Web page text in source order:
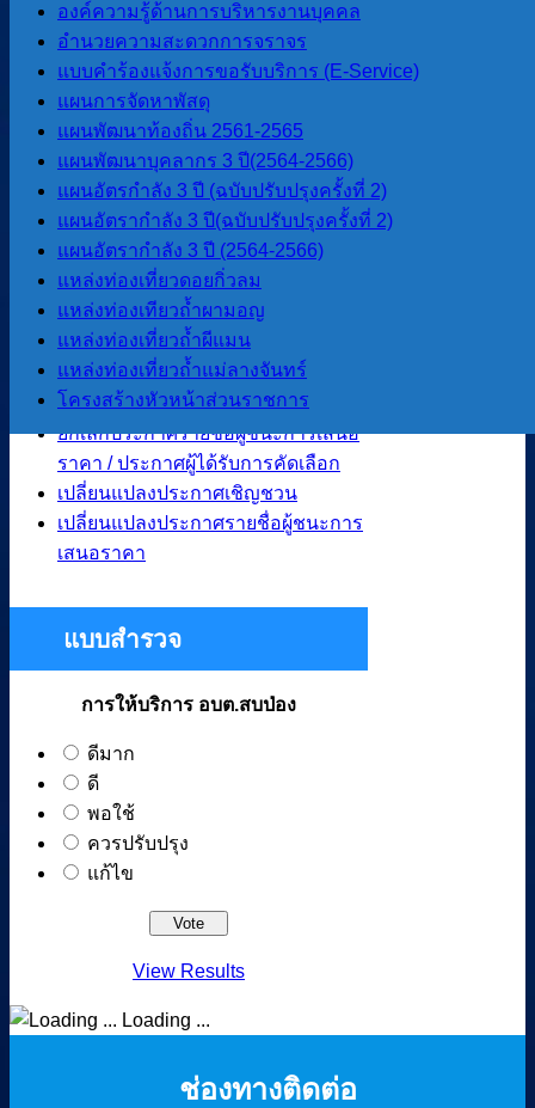
องค์ความรู้ด้านการบริหารงานบุคคล
อำนวยความสะดวกการจราจร
แบบคำร้องแจ้งการขอรับบริการ (E-Service)
แผนการจัดหาพัสดุ
แผนพัฒนาท้องถิ่น 2561-2565
แผนพัฒนาบุคลากร 3 ปี(2564-2566)
แผนอัตรกำลัง 3 ปี (ฉบับปรับปรุงครั้งที่ 2)
แผนอัตรากำลัง 3 ปี(ฉบับปรับปรุงครั้งที่ 2)
แผนอัตรากําลัง 3 ปี (2564-2566)
แหล่งท่องเที่ยวดอยกิ่วลม
แหล่งท่องเทียวถ้ำผามอญ
แหล่งท่องเที่ยวถ้ำผีแมน
แหล่งท่องเที่ยวถ้ำแม่ลางจันทร์
โครงสร้างหัวหน้าส่วนราชการ
รายงานผลการป้องกันการทุจริต
การจัดซื้อจัดจ้าง
แผนการจัดซื้อจัดจ้าง
ประกาศราคากลาง
ร่างเอกสารประกวดราคา (e-Bidding)
และร่างเอกสารซื้อหรือจ้างด้วยวิธี
สอบราคา
ประกาศเชิญชวน
ประกาศรายชื่อผู้ชนะการเสนอราคา /
ประกาศผู้ได้รับการคัดเลือก
ยกเลิกประกาศเชิญชวน
ยกเลิกประกาศรายชื่อผู้ชนะการเสนอ
ราคา / ประกาศผู้ได้รับการคัดเลือก
เปลี่ยนแปลงประกาศเชิญชวน
เปลี่ยนแปลงประกาศรายชื่อผู้ชนะการ
เสนอราคา
แบบสำรวจ
การให้บริการ อบต.สบป่อง
ดีมาก
ดี
พอใช้
ควรปรับปรุง
แก้ไข
View Results
Loading ...
ช่องทางติดต่อ